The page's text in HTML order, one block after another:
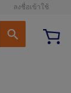
ลงชื่อเข้าใช้